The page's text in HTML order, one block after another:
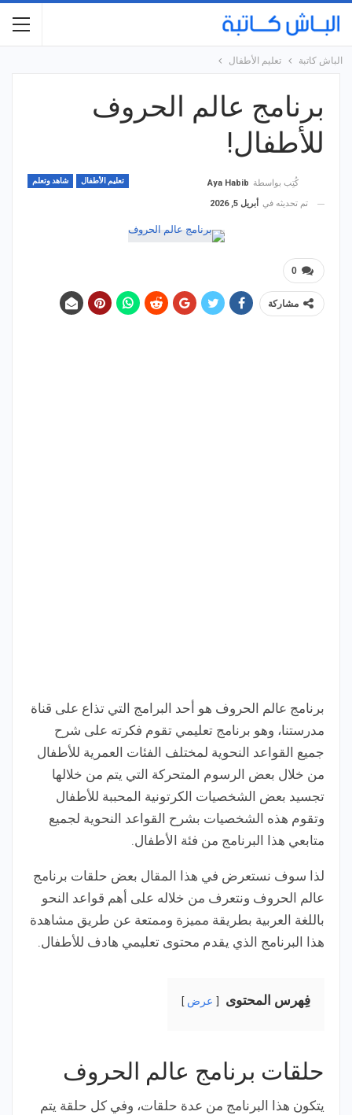
الباش كاتبة تعليم الأطفال
برنامج عالم الحروف
للأطفال!
تعليم الأطفال شاهد وتعلم كُتِب بواسطة Aya Habib
تم تحديثه في
أبريل 5, 2026
0
مشاركة
برنامج عالم الحروف هو أحد البرامج التي تذاع على قناة
مدرستنا، وهو برنامج تعليمي تقوم فكرته على شرح
جميع القواعد النحوية لمختلف الفئات العمرية للأطفال
من خلال بعض الرسوم المتحركة التي يتم من خلالها
تجسيد بعض الشخصيات الكرتونية المحببة للأطفال
وتقوم هذه الشخصيات بشرح القواعد النحوية لجميع
متابعي هذا البرنامج من فئة الأطفال.
لذا سوف نستعرض في هذا المقال بعض حلقات برنامج
عالم الحروف ونتعرف من خلاله على أهم قواعد النحو
باللغة العربية بطريقة مميزة وممتعة عن طريق مشاهدة
هذا البرنامج الذي يقدم محتوى تعليمي هادف للأطفال.
فِهرس المحتوى عرض
حلقات برنامج عالم الحروف
يتكون هذا البرنامج من عدة حلقات، وفي كل حلقة يتم